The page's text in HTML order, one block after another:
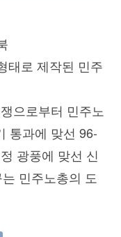
태로 제작된 민주
으로부터 민주노
통과에 맞선 96-
광풍에 맞선 신
민주노총의 도
, 그리고 노동의 길